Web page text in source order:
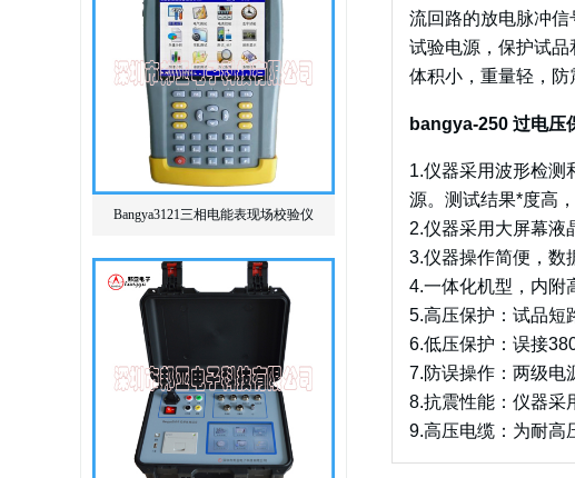
Bangya3121三相电能表现场校验仪
流回路的放电脉冲
试验电源，保护试品
体积小，重量轻，防
bangya-250 过电压
1.仪器采用波形检测
源。测试结果*度高
2.仪器采用大屏幕液
3.仪器操作简便，数
4.一体化机型，内附
5.高压保护：试品短
6.低压保护：误接
7.防误操作：两级电
8.抗震性能：仪器采
9.高压电缆：为耐高